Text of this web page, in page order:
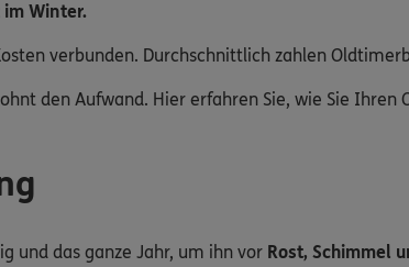
Winter.
verbunden. Durchschnittlich zahlen
den Aufwand. Hier erfahren Sie, wie Sie
und das ganze Jahr, um ihn vor Rost, Schimmel